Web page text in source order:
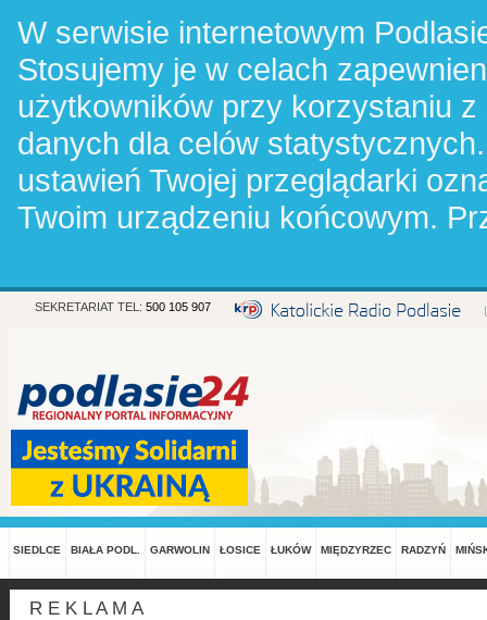
W serwisie internetowym
Stosujemy je w celach
użytkowników przy korzystaniu
danych dla celów
ustawień Twojej przeglądarki
Twoim urządzeniu końcowym.
SEKRETARIAT TEL: 500 105 907
SIEDLCE BIAŁA PODL. GARWOLIN ŁOSICE ŁUKÓW MIĘDZYRZEC RADZYŃ
R E K L A M A